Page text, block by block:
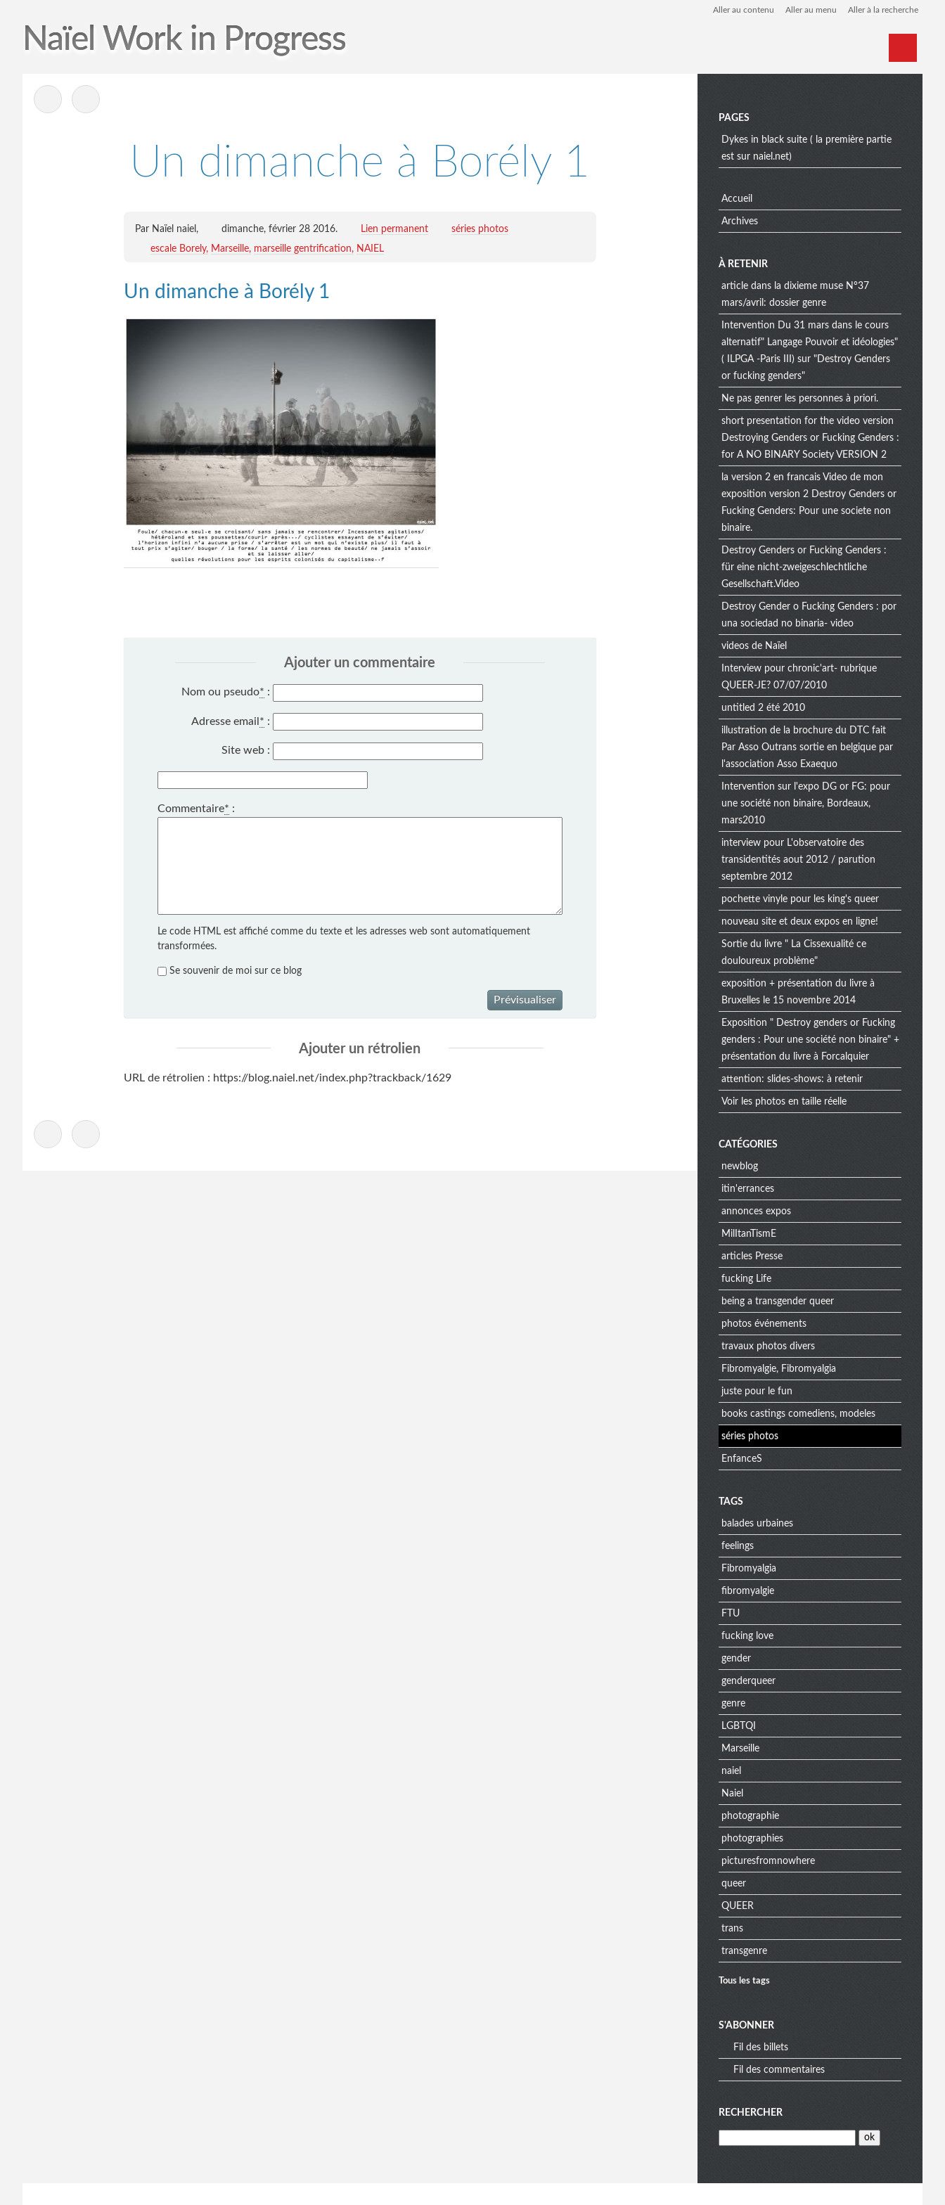
Aller au contenu Aller au menu Aller à la recherche
Naïel Work in Progress
Un dimanche à Borély 1
Par Naïel naiel, dimanche, février 28 2016. Lien permanent
séries photos
escale Borely
Marseille marseille gentrification NAIEL
Un dimanche à Borély 1
Ajouter un commentaire
Nom ou pseudo* :
Adresse email * :
Site web :
Commentaire* :
Le code HTML est affiché comme du texte et les adresses web sont automatiquement
transformées.
Se souvenir de moi sur ce blog
Prévisualiser
Ajouter un rétrolien
URL de rétrolien : https://blog.naiel.net/index.php?trackback/1629
M
e
n
u
PAGES
Dykes in black suite ( la première partie
est sur naiel.net)
Accueil
Archives
À RETENIR
article dans la dixieme muse N°37
mars/avril: dossier genre
Intervention Du 31 mars dans le cours
alternatif" Langage Pouvoir et idéologies"
( ILPGA -Paris III) sur "Destroy Genders
or fucking genders"
Ne pas genrer les personnes à priori.
short presentation for the video version
Destroying Genders or Fucking Genders :
for A NO BINARY Society VERSION 2
la version 2 en francais Video de mon
exposition version 2 Destroy Genders or
Fucking Genders: Pour une societe non
binaire.
Destroy Genders or Fucking Genders :
für eine nicht-zweigeschlechtliche
Gesellschaft.Video
Destroy Gender o Fucking Genders : por
una sociedad no binaria- video
videos de Naïel
Interview pour chronic'art- rubrique
QUEER-JE? 07/07/2010
untitled 2 été 2010
illustration de la brochure du DTC fait
Par Asso Outrans sortie en belgique par
l'association Asso Exaequo
Intervention sur l'expo DG or FG: pour
une société non binaire, Bordeaux,
mars2010
interview pour L'observatoire des
transidentités aout 2012 / parution
septembre 2012
pochette vinyle pour les king's queer
nouveau site et deux expos en ligne!
Sortie du livre " La Cissexualité ce
douloureux problème"
exposition + présentation du livre à
Bruxelles le 15 novembre 2014
Exposition " Destroy genders or Fucking
genders : Pour une société non binaire" +
présentation du livre à Forcalquier
attention: slides-shows: à retenir
Voir les photos en taille réelle
CATÉGORIES
newblog
itin'errances
annonces expos
MilItanTismE
articles Presse
fucking Life
being a transgender queer
photos événements
travaux photos divers
Fibromyalgie, Fibromyalgia
juste pour le fun
books castings comediens, modeles
séries photos
EnfanceS
M
e
n
u
e
x
t
r
a
TAGS
balades urbaines
feelings
Fibromyalgia
fibromyalgie
FTU
fucking love
gender
genderqueer
genre
LGBTQI
Marseille
naiel
Naiel
photographie
photographies
picturesfromnowhere
queer
QUEER
trans
transgenre
Tous les tags
S'ABONNER
Fil des billets
Fil des commentaires
RECHERCHER